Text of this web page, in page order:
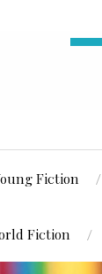
Fiction
Fiction